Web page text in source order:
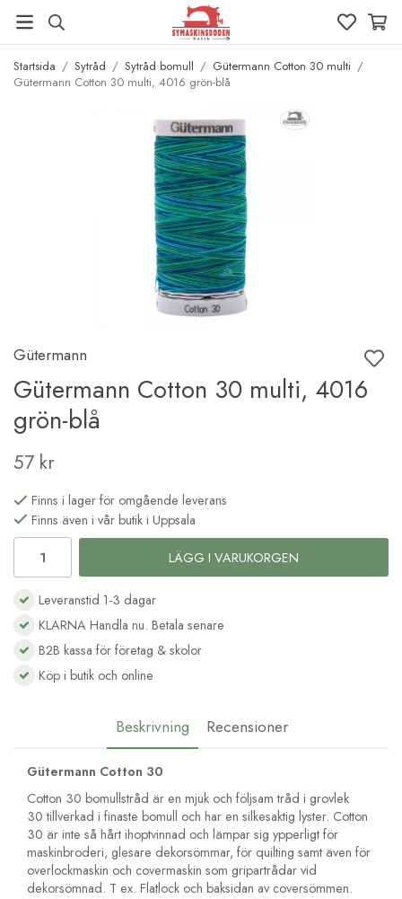
Startsida / Sytråd / Sytråd bomull / Gütermann Cotton 30 multi /
Gütermann Cotton 30 multi, 4016 grön-blå
Gütermann
Gütermann Cotton 30 multi, 4016
grön-blå
57 kr
Finns i lager för omgående leverans
Finns även i vår butik i Uppsala
LÄGG I VARUKORGEN
Leveranstid 1-3 dagar
KLARNA Handla nu. Betala senare
B2B kassa för företag & skolor
Köp i butik och online
Beskrivning Recensioner
Gütermann Cotton 30
Cotton 30 bomullstråd är en mjuk och följsam tråd i grovlek
30 tillverkad i finaste bomull och har en silkesaktig lyster. Cotton
30 är inte så hårt ihoptvinnad och lämpar sig ypperligt för
maskinbroderi, glesare dekorsömmar, för quilting samt även för
overlockmaskin och covermaskin som gripartrådar vid
dekorsömnad. T ex. Flatlock och baksidan av coversömmen.